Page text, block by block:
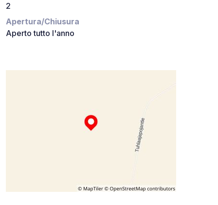
2
Apertura/Chiusura
Aperto tutto l'anno